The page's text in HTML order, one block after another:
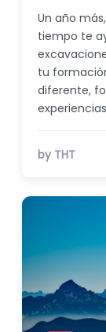
Un año
tiempo te
tu
diferente,
by THT